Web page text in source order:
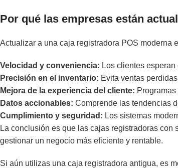
Por qué las empresas están
Actualizar a una caja registradora POS moderna
Velocidad y conveniencia: Los clientes
Precisión en el inventario: Evita ventas
Mejora de la experiencia del cliente:
Datos accionables: Comprende las tendencias
Cumplimiento y seguridad: Los sistemas
La conclusión es que las cajas registradoras
gestionar un negocio más eficiente y rentable.
Si aún utilizas una caja registradora antigua, es